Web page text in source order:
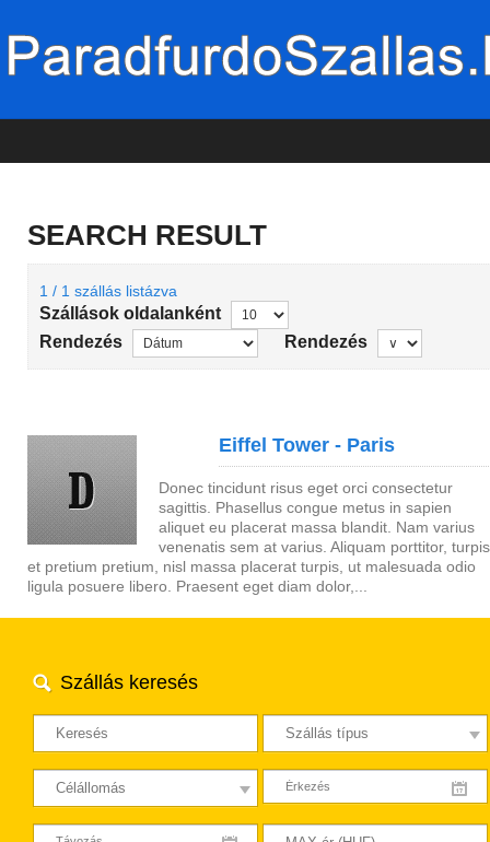
SEARCH RESULT
1 / 1 szállás listázva
Szállások oldalanként
Rendezés
Rendezés
Eiffel Tower - Paris
Donec tincidunt risus eget orci consectetur
sagittis. Phasellus congue metus in sapien
aliquet eu placerat massa blandit. Nam varius
venenatis sem at varius. Aliquam porttitor, turpis
et pretium pretium, nisl massa placerat turpis, ut malesuada odio
ligula posuere libero. Praesent eget diam dolor,...
Szállás keresés